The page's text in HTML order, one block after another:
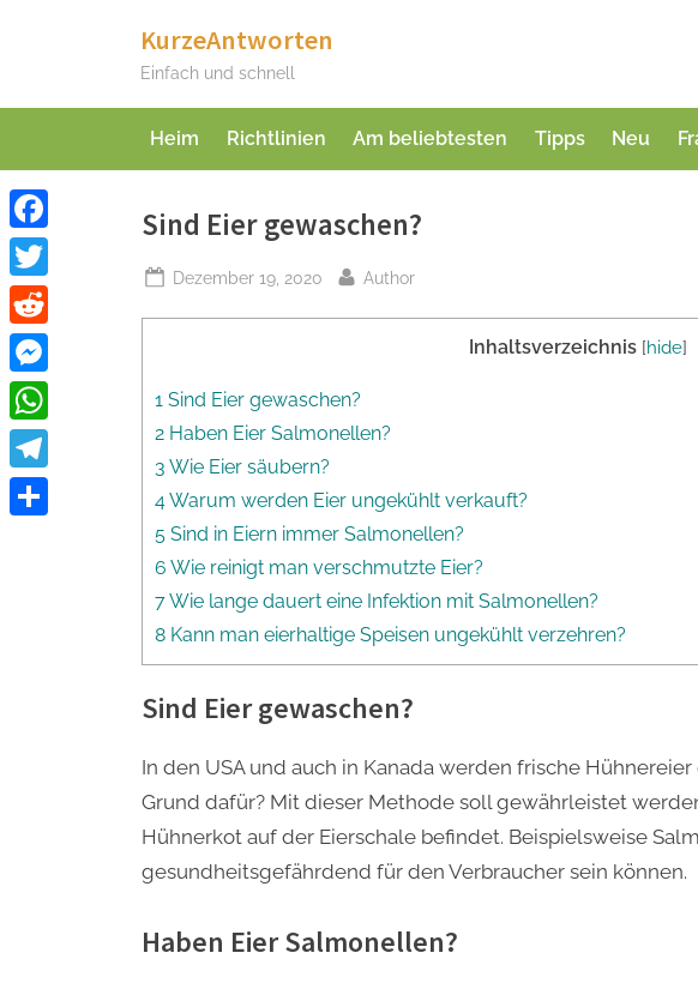
KurzeAntworten
Einfach und schnell
Heim Richtlinien Am beliebtesten Tipps Neu
Sind Eier gewaschen?
Posted
Dezember 19, 2020 By
Author
Inhaltsverzeichnis [hide]
1 Sind Eier gewaschen?
2 Haben Eier Salmonellen?
3 Wie Eier säubern?
4 Warum werden Eier ungekühlt verkauft?
5 Sind in Eiern immer Salmonellen?
6 Wie reinigt man verschmutzte Eier?
7 Wie lange dauert eine Infektion mit Salmonellen?
8 Kann man eierhaltige Speisen ungekühlt verzehren?
Sind Eier gewaschen?
In den USA und auch in Kanada werden frische
Grund dafür? Mit dieser Methode soll gewährleistet
Hühnerkot auf der Eierschale befindet. Beispielsweise
gesundheitsgefährdend für den Verbraucher sein können.
Haben Eier Salmonellen?
Facebook
Twitter
Reddit
Messenger
WhatsApp
Telegram